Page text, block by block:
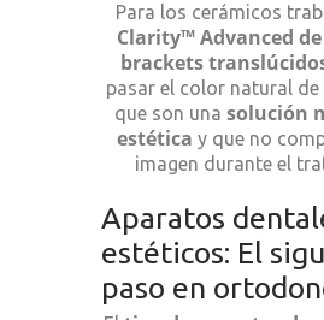
Para los cerámicos
Clarity™ Advanced
brackets
pasar el color natural
que son una solución
estética y que no
imagen durante el
Aparatos
estéticos: El
paso en